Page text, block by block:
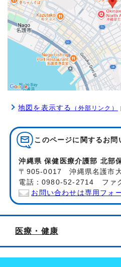
地図を表示する （外部リンク）
このページに関する お問
沖縄県 保健医療介護部 北部
〒905-0017 沖縄県名護市
電話：0980-52-2714 ファ
お問い合わせは専用フォ
医療・健康